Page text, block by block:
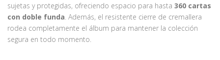
sujetas y protegidas, ofreciendo espacio para hasta 360 cartas
con doble funda . Además, el resistente cierre de cremallera
rodea completamente el álbum para mantener la colección
segura en todo momento.